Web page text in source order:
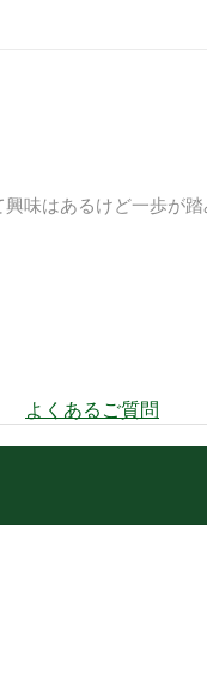
味はあるけど一歩が
よくあるご質問